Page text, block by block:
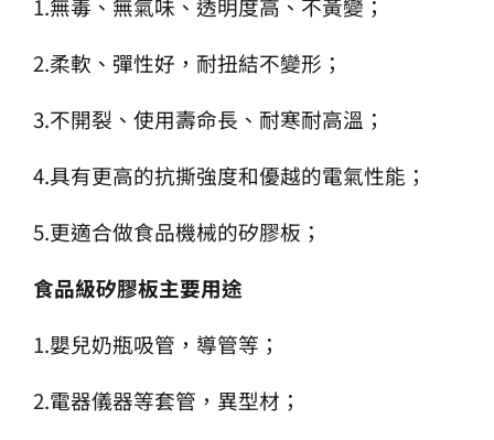
1.無毒、無氣味、透明度高、不黃變；
2.柔軟、彈性好，耐扭結不變形；
3.不開裂、使用壽命長、耐寒耐高溫；
4.具有更高的抗撕強度和優越的電氣性能；
5.更適合做食品機械的矽膠板；
食品級矽膠板主要用途
1.嬰兒奶瓶吸管，導管等；
2.電器儀器等套管，異型材；